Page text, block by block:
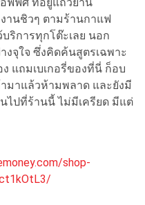
ฟฟิศ ที่อยู่แถวย่าน
านชิวๆ ตามร้านกาแฟ
ริการทุกโต๊ะเลย นอก
งจุใจ ซึ่งคิดค้นสูตรเฉพาะ
แถมเบเกอรี่ของที่นี่ ก็อบ
มาแล้วห้ามพลาด และยังมี
ไปที่ร้านนี้ ไม่มีเครียด มีแต่
shop-